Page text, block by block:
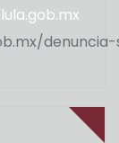
denuncia-